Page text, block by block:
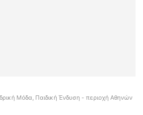
Μόδα, Παιδική Ένδυση - περιοχή Αθηνών